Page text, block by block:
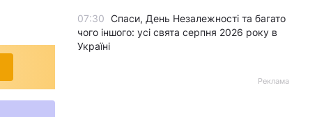
07:30 Спаси, День Незалежності та багато
чого іншого: усі свята серпня 2026 року в
Україні
Реклама